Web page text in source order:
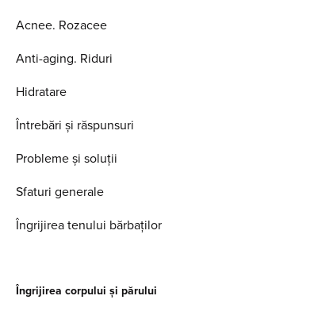
Acnee. Rozacee
Anti-aging. Riduri
Hidratare
Întrebări și răspunsuri
Probleme și soluții
Sfaturi generale
Îngrijirea tenului bărbaților
Îngrijirea corpului și părului